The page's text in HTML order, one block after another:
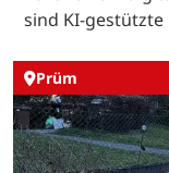
sind KI-gestützte
Prüm